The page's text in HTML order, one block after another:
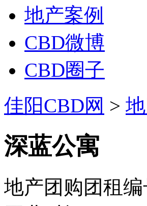
地产案例
CBD微博
CBD圈子
佳阳CBD网 >
深蓝公寓
地产团购团租编